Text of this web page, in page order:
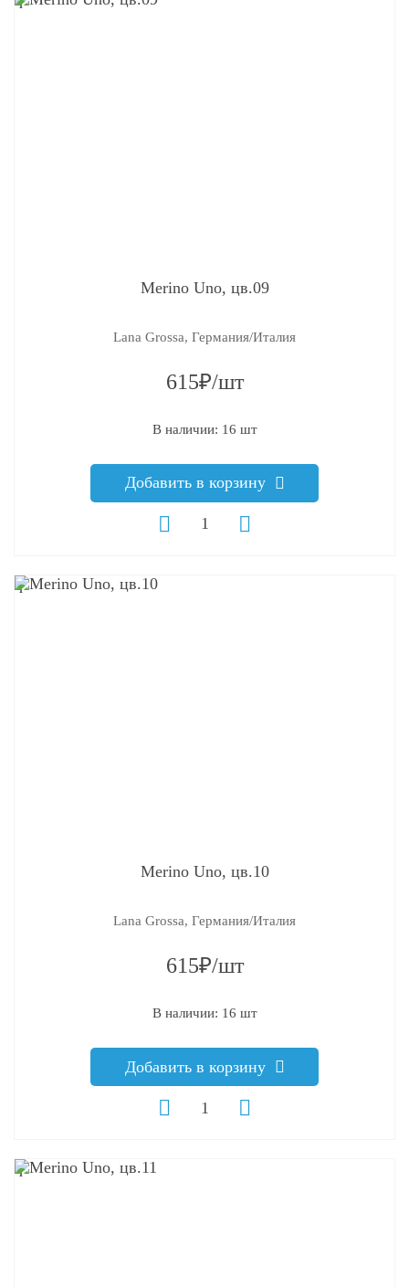
Merino Uno, цв.09
Lana Grossa, Германия/Италия
615₽/шт
В наличии: 16 шт
Добавить в корзину
q
Merino Uno, цв.10
Lana Grossa, Германия/Италия
615₽/шт
В наличии: 16 шт
Добавить в корзину
q